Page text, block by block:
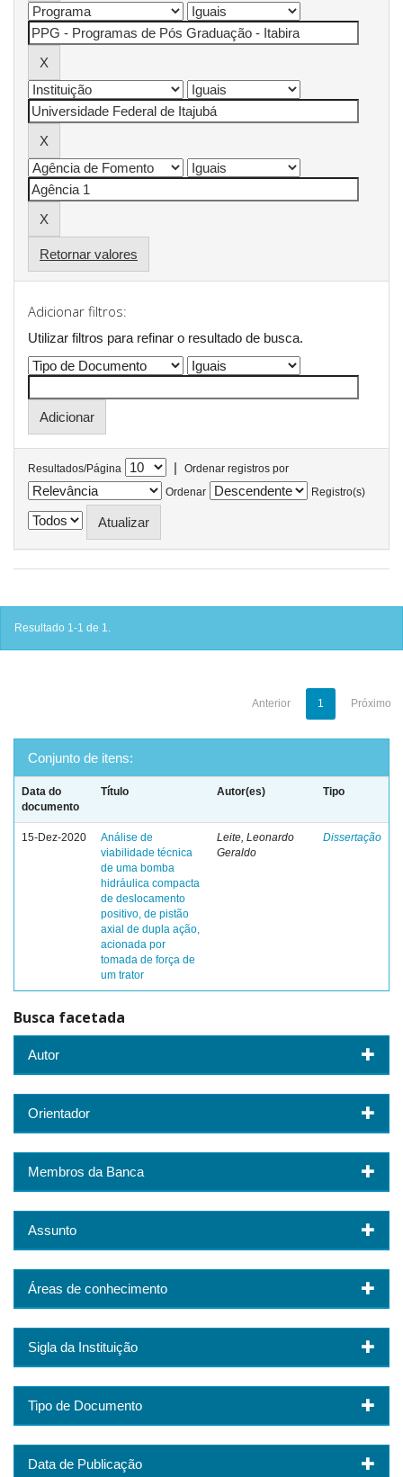
Retornar valores
Adicionar filtros:
Utilizar filtros para refinar o resultado de busca.
Resultados/Página |
Ordenar registros por
Ordenar
Registro(s)
Resultado 1-1 de 1.
Anterior 1 Próximo
Conjunto de itens:
Data do
documento
Título Autor(es) Tipo
15-Dez-2020
Análise de
viabilidade técnica
de uma bomba
hidráulica compacta
de deslocamento
positivo, de pistão
axial de dupla ação,
acionada por
tomada de força de
um trator
Leite, Leonardo
Geraldo
Dissertação
Busca facetada
Autor
Orientador
Membros da Banca
Assunto
Áreas de conhecimento
Sigla da Instituição
Tipo de Documento
Data de Publicação